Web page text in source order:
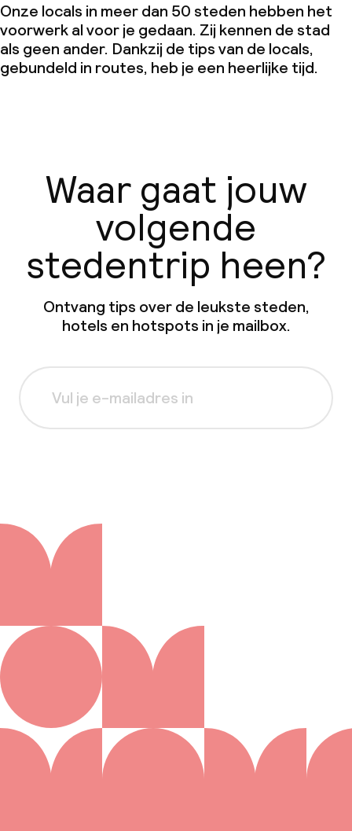
Onze locals in meer dan 50 steden hebben het
voorwerk al voor je gedaan. Zij kennen de stad
als geen ander. Dankzij de tips van de locals,
gebundeld in routes, heb je een heerlijke tijd.
Waar gaat jouw
volgende
stedentrip heen?
Ontvang tips over de leukste steden,
hotels en hotspots in je mailbox.